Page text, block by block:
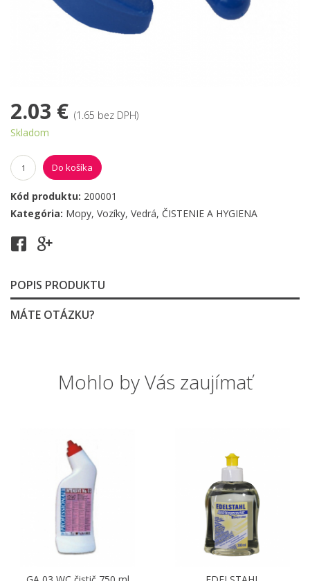
2.03 € (1.65 bez DPH)
Skladom
Do košíka
Kód produktu: 200001
Kategória: Mopy, Vozíky, Vedrá, ČISTENIE A HYGIENA
POPIS PRODUKTU
MÁTE OTÁZKU?
Mohlo by Vás zaujímať